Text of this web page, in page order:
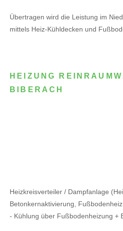
Übertragen wird die Leistung im
mittels Heiz-Kühldecken und
HEIZUNG
BIBERACH
Heizkreisverteiler / Dampfanlage
Betonkernaktivierung,
- Kühlung über Fußbodenheizung +